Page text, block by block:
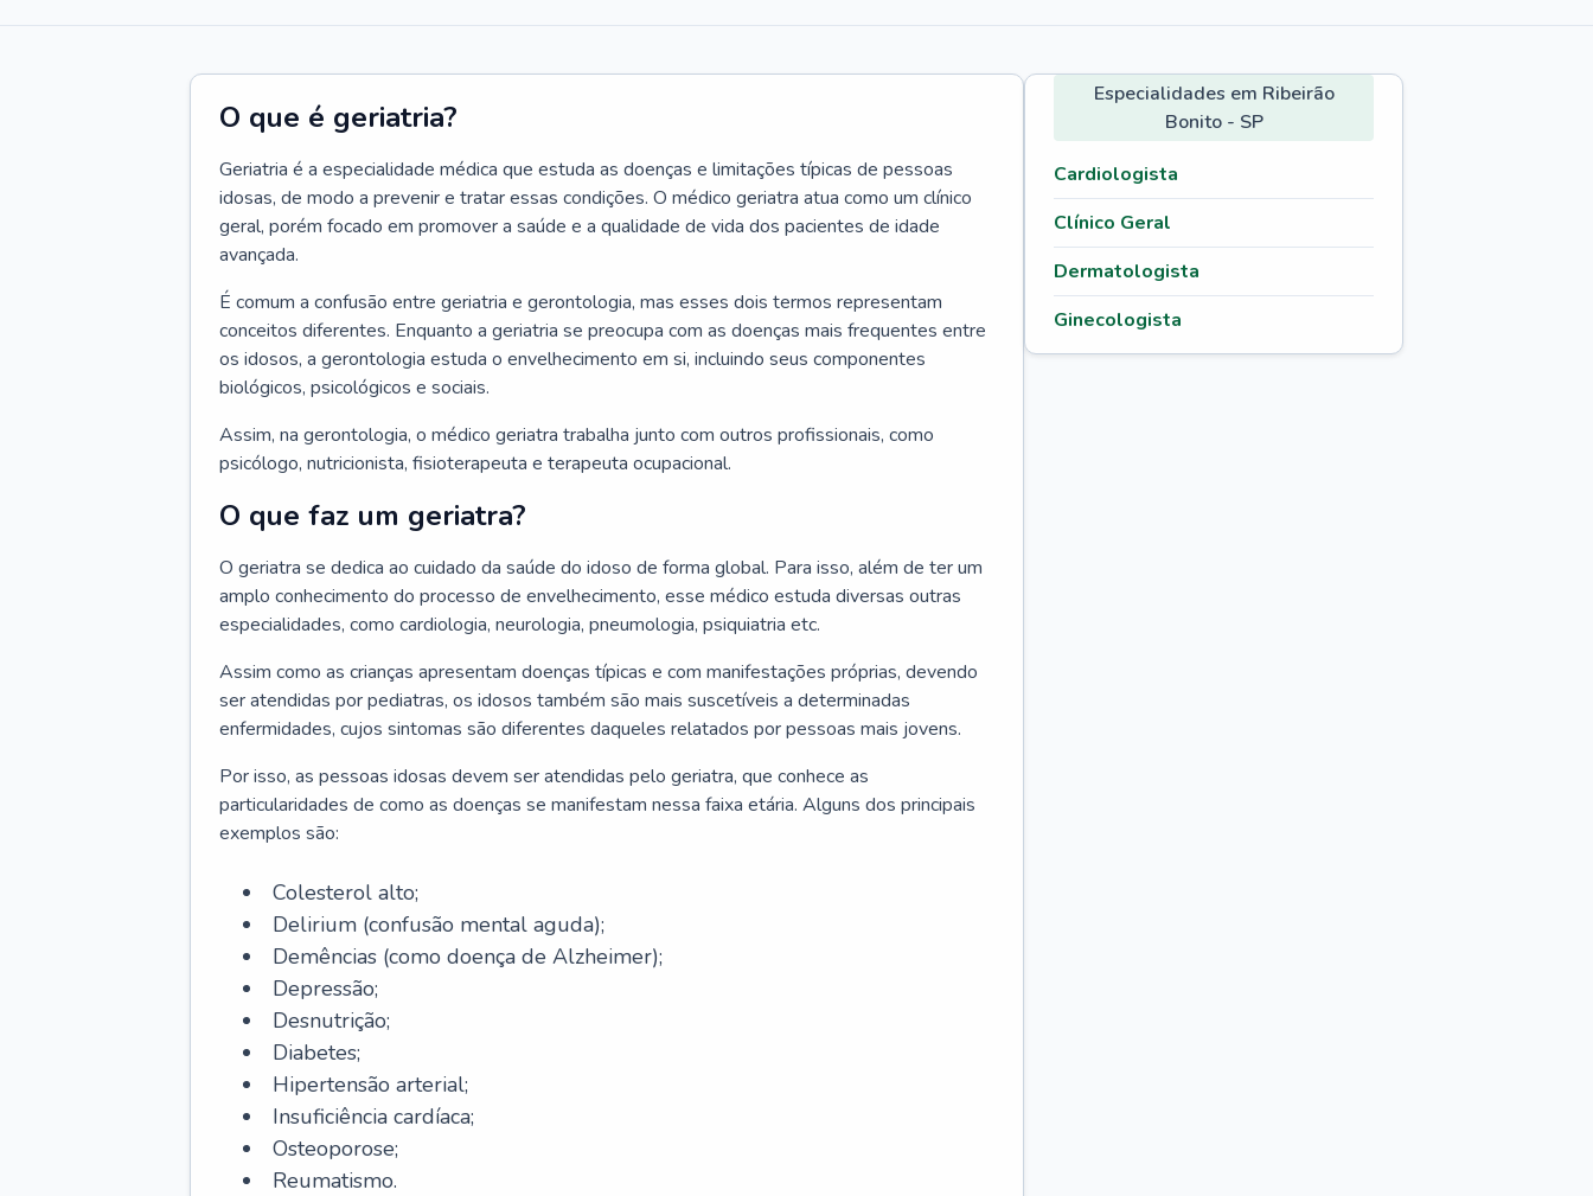
O que é geriatria?
Geriatria é a especialidade médica que estuda as doenças e limitações típicas de pessoas
idosas, de modo a prevenir e tratar essas condições. O médico geriatra atua como um clínico
geral, porém focado em promover a saúde e a qualidade de vida dos pacientes de idade
avançada.
É comum a confusão entre geriatria e gerontologia, mas esses dois termos representam
conceitos diferentes. Enquanto a geriatria se preocupa com as doenças mais frequentes entre
os idosos, a gerontologia estuda o envelhecimento em si, incluindo seus componentes
biológicos, psicológicos e sociais.
Assim, na gerontologia, o médico geriatra trabalha junto com outros profissionais, como
psicólogo, nutricionista, fisioterapeuta e terapeuta ocupacional.
O que faz um geriatra?
O geriatra se dedica ao cuidado da saúde do idoso de forma global. Para isso, além de ter um
amplo conhecimento do processo de envelhecimento, esse médico estuda diversas outras
especialidades, como cardiologia, neurologia, pneumologia, psiquiatria etc.
Assim como as crianças apresentam doenças típicas e com manifestações próprias, devendo
ser atendidas por pediatras, os idosos também são mais suscetíveis a determinadas
enfermidades, cujos sintomas são diferentes daqueles relatados por pessoas mais jovens.
Por isso, as pessoas idosas devem ser atendidas pelo geriatra, que conhece as
particularidades de como as doenças se manifestam nessa faixa etária. Alguns dos principais
exemplos são:
Colesterol alto;
Delirium (confusão mental aguda);
Demências (como doença de Alzheimer);
Depressão;
Desnutrição;
Diabetes;
Hipertensão arterial;
Insuficiência cardíaca;
Osteoporose;
Reumatismo.
Especialidades em Ribeirão
Bonito - SP
Cardiologista
Clínico Geral
Dermatologista
Ginecologista